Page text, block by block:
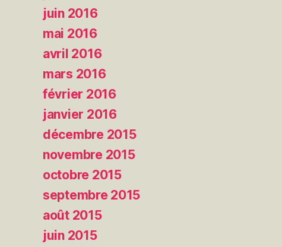
juin 2016
mai 2016
avril 2016
mars 2016
février 2016
janvier 2016
décembre 2015
novembre 2015
octobre 2015
septembre 2015
août 2015
juin 2015